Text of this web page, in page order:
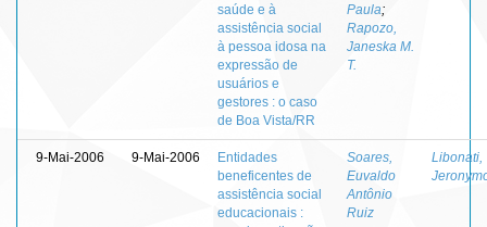
saúde e à
assistência social
à pessoa idosa na
expressão de
usuários e
gestores : o caso
de Boa Vista/RR
Paula;
Rapozo,
Janeska M.
T.
9-Mai-2006 9-Mai-2006
Entidades
beneficentes de
assistência social
educacionais :
Soares,
Euvaldo
Antônio
Ruiz
Libonati,